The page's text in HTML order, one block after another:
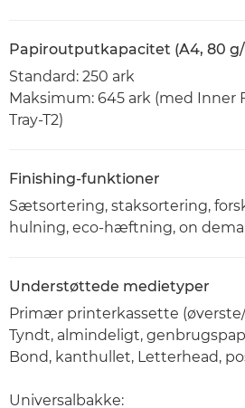
Papiroutputkapacitet (A4, 80 g/
Standard: 250 ark
Maksimum: 645 ark (med Inner
Tray-T2)
Finishing-funktioner
Sætsortering, staksortering,
hulning, eco-hæftning, on
Understøttede medietyper
Primær printerkassette
Tyndt, almindeligt,
Bond, kanthullet, Letterhead,
Universalbakke: